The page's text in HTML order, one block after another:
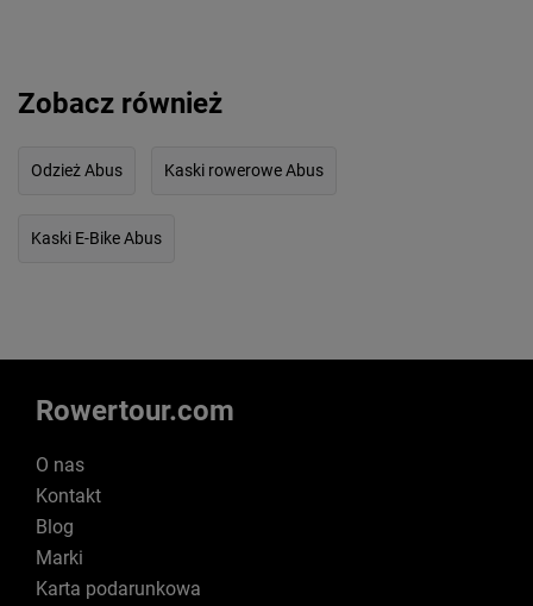
Zobacz również
Odzież Abus Kaski rowerowe Abus
Kaski E-Bike Abus
Rowertour.com
O nas
Kontakt
Blog
Marki
Karta podarunkowa